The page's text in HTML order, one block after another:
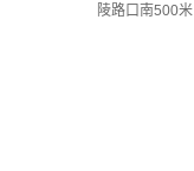
陵路口南500米